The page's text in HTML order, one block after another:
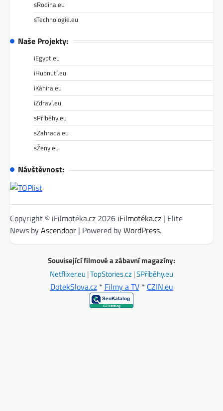
sRodina.eu
sTechnologie.eu
Naše Projekty:
iEgypt.eu
iHubnutí.eu
iKáhira.eu
iZdraví.eu
sPříběhy.eu
sZahrada.eu
sŽeny.eu
Návštěvnost:
Copyright © iFilmotéka.cz 2026 iFilmotéka.cz | Elite
News byAscendoor | Powered byWordPress.
Související filmové a zábavní magazíny:
Netflixer.eu |TopStories.cz|SPříběhy.eu
DotekSlova.cz* Filmy a TV* CZIN.eu